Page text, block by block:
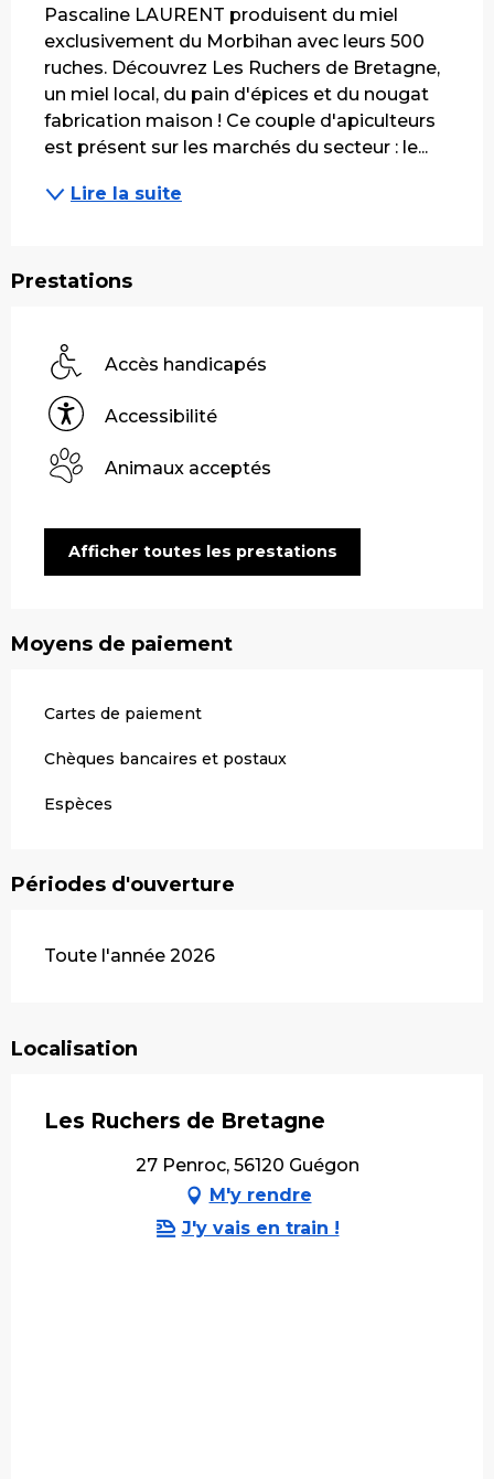
Pascaline LAURENT produisent du miel
exclusivement du Morbihan avec leurs 500
ruches. Découvrez Les Ruchers de Bretagne,
un miel local, du pain d'épices et du nougat
fabrication maison ! Ce couple d'apiculteurs
est présent sur les marchés du secteur : le...
Lire la suite
Prestations
Accès handicapés
Accessibilité
Animaux acceptés
Afficher toutes les prestations
Moyens de paiement
Cartes de paiement
Chèques bancaires et postaux
Espèces
Périodes d'ouverture
Toute l'année 2026
Localisation
Les Ruchers de Bretagne
27 Penroc, 56120 Guégon
M'y rendre
J'y vais en train !